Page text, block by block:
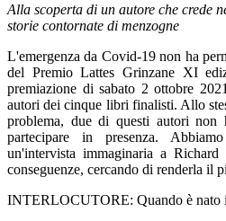
Alla scoperta di un autore che crede
storie contornate di menzogne
L'emergenza da Covid-19 non ha
del Premio Lattes Grinzane XI
premiazione di sabato 2 ottobre
autori dei cinque libri finalisti. Allo
problema, due di questi autori non
partecipare in presenza.
un'intervista immaginaria a
conseguenze, cercando di renderla il
INTERLOCUTORE: Quando è nato